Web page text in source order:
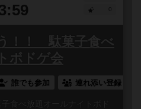
！！ 駄菓子食べ
ボドゲ会
誰でも参加 連れ添い登録
食べ放題オールナイトボド